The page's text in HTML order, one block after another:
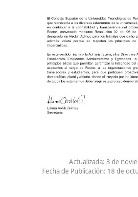
Actualizada: 3 de
Fecha de Publicación: 18 de